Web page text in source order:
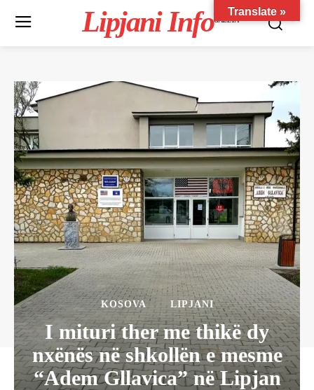
Lipjani InfoGAZETA
KOSOVA LIPJANI
I mituri ther me thikë dy
nxënës në shkollën e mesme
“Adem Gllavica” në Lipjan
Translate »